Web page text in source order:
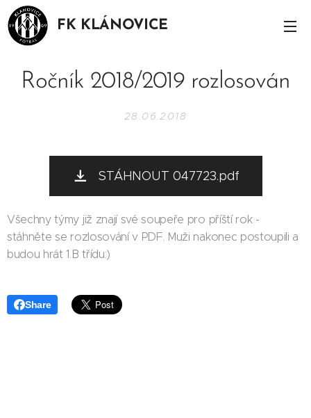
FK KLÁNOVICE
Ročník 2018/2019 rozlosován
28.06.2018
STÁHNOUT 047723.pdf
Všechny týmy již znají své soupeře pro příští rok -
stáhněte se rozlosování v PDF. Muži nakonec postoupili a
budou hrát 1.B třídu:)
Share